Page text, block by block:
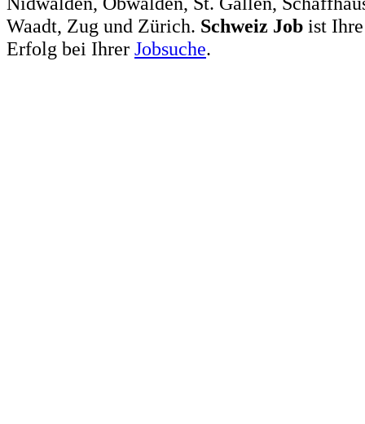
Waadt, Zug und Zürich. Schweiz Job ist
Erfolg bei Ihrer Jobsuche.